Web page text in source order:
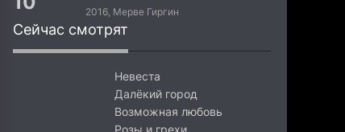
2016, Мерве Гиргин
Сейчас смотрят
Невеста
Далёкий город
Возможная любовь
Розы и грехи